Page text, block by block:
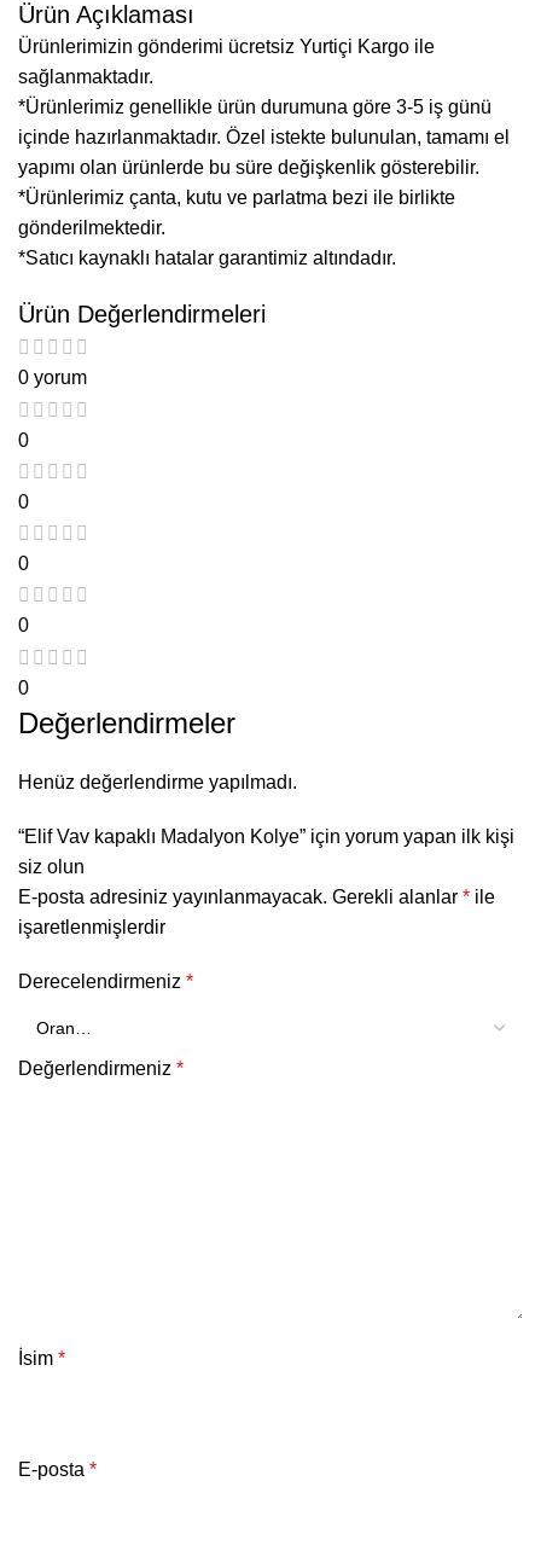
Ürün Açıklaması
Ürünlerimizin gönderimi ücretsiz Yurtiçi Kargo ile
sağlanmaktadır.
*Ürünlerimiz genellikle ürün durumuna göre 3-5 iş günü
içinde hazırlanmaktadır. Özel istekte bulunulan, tamamı el
yapımı olan ürünlerde bu süre değişkenlik gösterebilir.
*Ürünlerimiz çanta, kutu ve parlatma bezi ile birlikte
gönderilmektedir.
*Satıcı kaynaklı hatalar garantimiz altındadır.
Ürün Değerlendirmeleri
0 yorum
0
0
0
0
0
Değerlendirmeler
Henüz değerlendirme yapılmadı.
“Elif Vav kapaklı Madalyon Kolye” için yorum yapan ilk kişi
siz olun
E-posta adresiniz yayınlanmayacak. Gerekli alanlar * ile
işaretlenmişlerdir
Derecelendirmeniz *
Değerlendirmeniz *
İsim *
E-posta *